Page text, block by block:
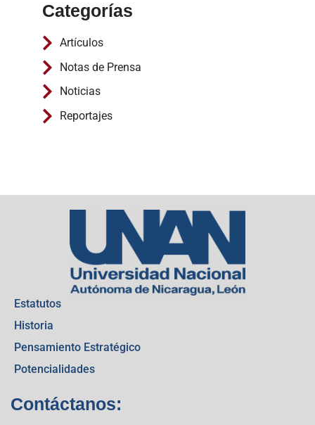
Categorías
Artículos
Notas de Prensa
Noticias
Reportajes
Estatutos
Historia
Pensamiento Estratégico
Potencialidades
Contáctanos: